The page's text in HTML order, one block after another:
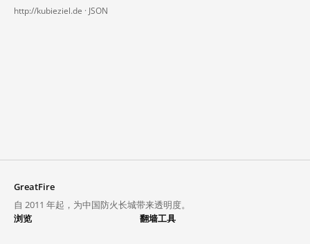
http://kubieziel.de · JSON
GreatFire
自 2011 年起，为中国防火长城带来透明度。
浏览
翻墙工具